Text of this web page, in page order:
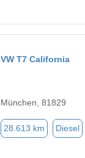
VW T7 California
München, 81829
28.613 km Diesel